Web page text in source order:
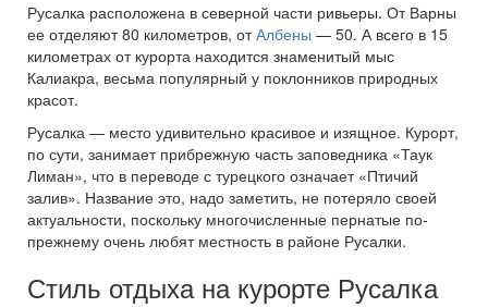
Русалка расположена в северной части ривьеры. От Варны
ее отделяют 80 километров, отАлбены — 50. А всего в 15
километрах от курорта находится знаменитый мыс
Калиакра, весьма популярный у поклонников природных
красот.
Русалка — место удивительно красивое и изящное. Курорт,
по сути, занимает прибрежную часть заповедника «Таук
Лиман», что в переводе с турецкого означает «Птичий
залив». Название это, надо заметить, не потеряло своей
актуальности, поскольку многочисленные пернатые по-
прежнему очень любят местность в районе Русалки.
Стиль отдыха на курорте Русалка